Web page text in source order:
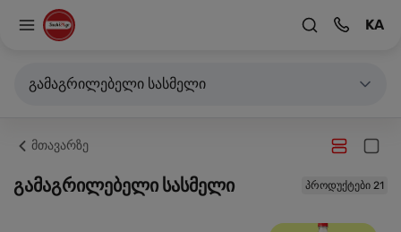
KA
გამაგრილებელი სასმელი
მთავარზე
გამაგრილებელი სასმელი პროდუქტები 21